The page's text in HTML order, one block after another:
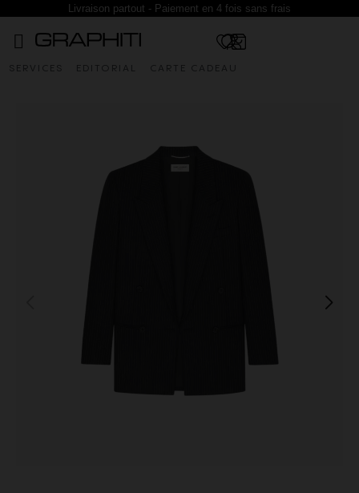
Livraison partout - Paiement en 4 fois sans frais
SERVICES EDITORIAL CARTE CADEAU